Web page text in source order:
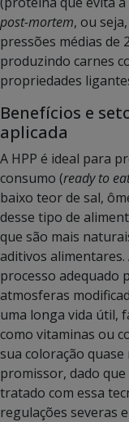
post-mortem, ou
pressões médias de
produzindo carnes
propriedades
Benefícios e
aplicada
A HPP é ideal para
consumo (ready to
baixo teor de sal,
desse tipo de
que são mais
aditivos
processo adequado
atmosferas
uma longa vida útil,
como vitaminas ou
sua coloração
promissor, dado
tratado com essa
regulações severas